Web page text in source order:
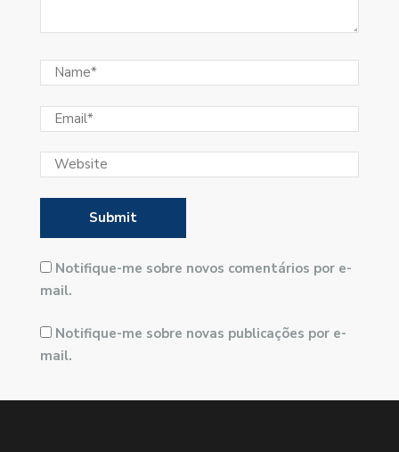
Notifique-me sobre novos comentários por e-
mail.
Notifique-me sobre novas publicações por e-
mail.